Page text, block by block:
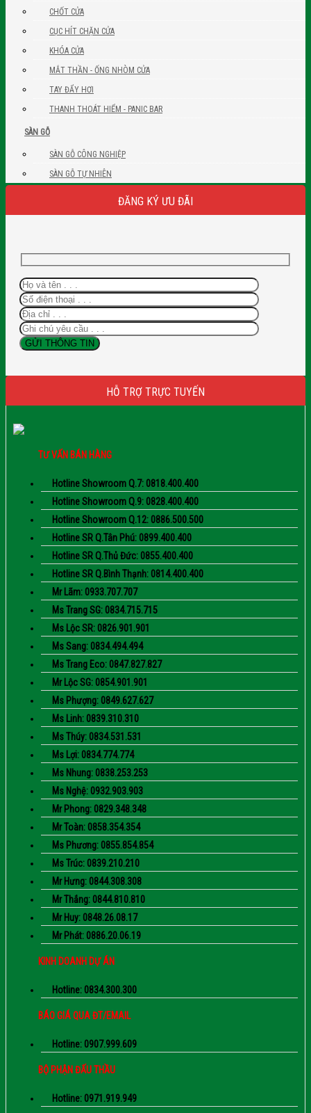
CHỐT CỬA
CỤC HÍT CHẶN CỬA
KHÓA CỬA
MẮT THẦN - ỐNG NHÒM CỬA
TAY ĐẨY HƠI
THANH THOÁT HIỂM - PANIC BAR
SÀN GỖ
SÀN GỖ CÔNG NGHIỆP
SÀN GỖ TỰ NHIÊN
ĐĂNG KÝ ƯU ĐÃI
HỖ TRỢ TRỰC TUYẾN
TƯ VẤN BÁN HÀNG
Hotline Showroom Q.7: 0818.400.400
Hotline Showroom Q.9: 0828.400.400
Hotline Showroom Q.12: 0886.500.500
Hotline SR Q.Tân Phú: 0899.400.400
Hotline SR Q.Thủ Đức: 0855.400.400
Hotline SR Q.Bình Thạnh: 0814.400.400
Mr Lãm: 0933.707.707
Ms Trang SG: 0834.715.715
Ms Lộc SR: 0826.901.901
Ms Sang: 0834.494.494
Ms Trang Eco: 0847.827.827
Mr Lộc SG: 0854.901.901
Ms Phượng: 0849.627.627
Ms Linh: 0839.310.310
Ms Thúy: 0834.531.531
Ms Lợi: 0834.774.774
Ms Nhung: 0838.253.253
Ms Nghệ: 0932.903.903
Mr Phong: 0829.348.348
Mr Toàn: 0858.354.354
Ms Phương: 0855.854.854
Ms Trúc: 0839.210.210
Mr Hưng: 0844.308.308
Mr Thắng: 0844.810.810
Mr Huy: 0848.26.08.17
Mr Phát: 0886.20.06.19
KINH DOANH DỰ ÁN
Hotline: 0834.300.300
BÁO GIÁ QUA ĐT/EMAIL
Hotline: 0907.999.609
BỘ PHẬN ĐẤU THẦU
Hotline: 0971.919.949